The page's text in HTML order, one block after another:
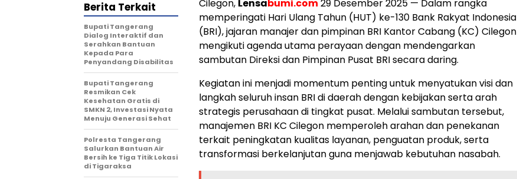
Cilegon, Lensabumi.com29 Desember 2025 — Dalam rangka
memperingati Hari Ulang Tahun (HUT) ke-130 Bank Rakyat Indonesia
(BRI), jajaran manajer dan pimpinan BRI Kantor Cabang (KC) Cilegon
mengikuti agenda utama perayaan dengan mendengarkan
sambutan Direksi dan Pimpinan Pusat BRI secara daring.
Kegiatan ini menjadi momentum penting untuk menyatukan visi dan
langkah seluruh insan BRI di daerah dengan kebijakan serta arah
strategis perusahaan di tingkat pusat. Melalui sambutan tersebut,
manajemen BRI KC Cilegon memperoleh arahan dan penekanan
terkait peningkatan kualitas layanan, penguatan produk, serta
transformasi berkelanjutan guna menjawab kebutuhan nasabah.
Berita Terkait
Bupati Tangerang
Dialog Interaktif dan
Serahkan Bantuan
Kepada Para
Penyandang Disabilitas
‎Bupati Tangerang
Resmikan Cek
Kesehatan Gratis di
SMKN 2, Investasi Nyata
Menuju Generasi Sehat
Polresta Tangerang
Salurkan Bantuan Air
Bersih ke Tiga Titik Lokasi
di Tigaraksa